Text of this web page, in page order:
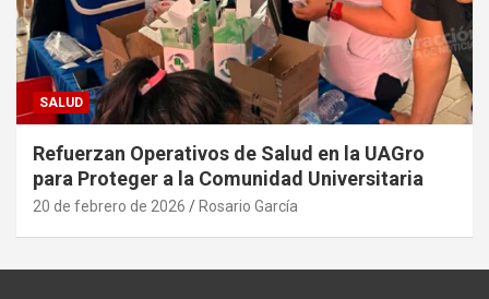
SALUD
Refuerzan Operativos de Salud en la UAGro
para Proteger a la Comunidad Universitaria
20 de febrero de 2026 Rosario García